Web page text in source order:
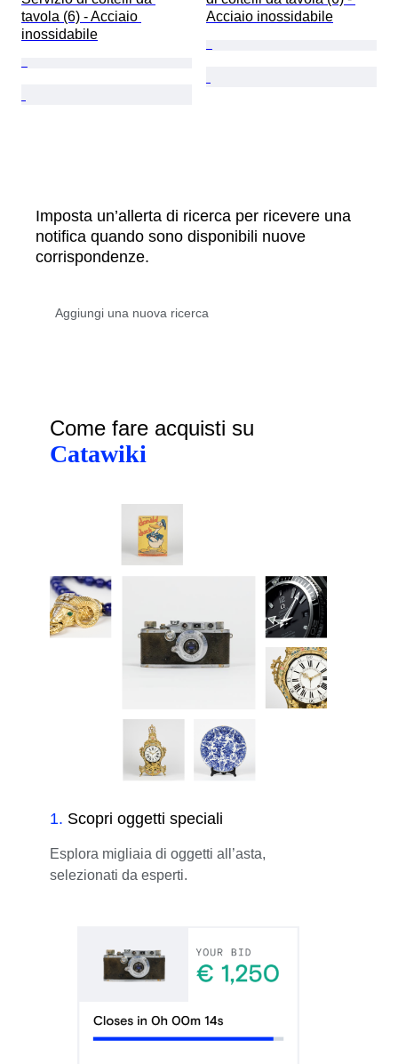
tavola (6) - Acciaio
inossidabile
Acciaio inossidabile
Imposta un’allerta di ricerca per ricevere una
notifica quando sono disponibili nuove
corrispondenze.
Come fare acquisti su
Catawiki
1. Scopri oggetti speciali
Esplora migliaia di oggetti all’asta,
selezionati da esperti.